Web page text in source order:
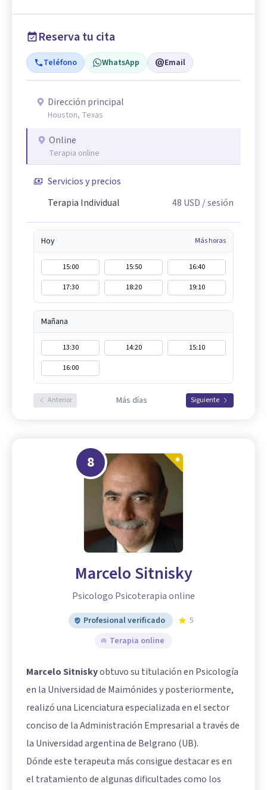
Reserva tu cita
Teléfono WhatsApp Email
Dirección principal
Houston, Texas
Online
Terapia online
Servicios y precios
Terapia Individual
48 USD / sesión
Hoy Más horas
15:00 15:50
16:40
17:30
18:20 19:10
Mañana
13:30 14:20
15:10
16:00
Anterior Más días Siguiente
8
Marcelo Sitnisky
Psicologo Psicoterapia online
Profesional verificado
5
Terapia online
Marcelo Sitniskyobtuvo su titulación en Psicología
en la Universidad de Maimónides y posteriormente,
realizó una Licenciatura especializada en el sector
conciso de la Administración Empresarial a través de
la Universidad argentina de Belgrano (UB).
Dónde este terapeuta más consigue destacar es en
el tratamiento de algunas dificultades como los